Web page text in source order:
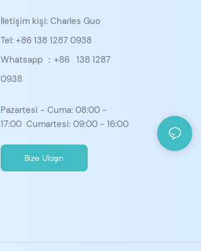
İletişim kişi: Charles Guo
Tel: +86 138 1287 0938
Whatsapp ：+86 138 1287
0938
Pazartesi - Cuma: 08:00 -
17:00 Cumartesi: 09:00 - 16:00
Bize Ulaşın